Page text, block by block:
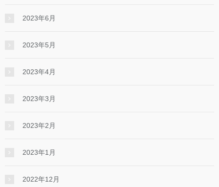
2023年6月
2023年5月
2023年4月
2023年3月
2023年2月
2023年1月
2022年12月